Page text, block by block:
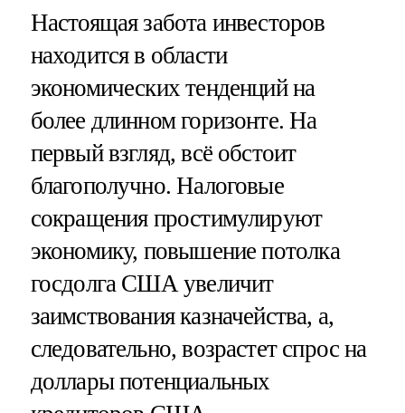
Настоящая забота инвесторов
находится в области
экономических тенденций на
более длинном горизонте. На
первый взгляд, всё обстоит
благополучно. Налоговые
сокращения простимулируют
экономику, повышение потолка
госдолга США увеличит
заимствования казначейства, а,
следовательно, возрастет спрос на
доллары потенциальных